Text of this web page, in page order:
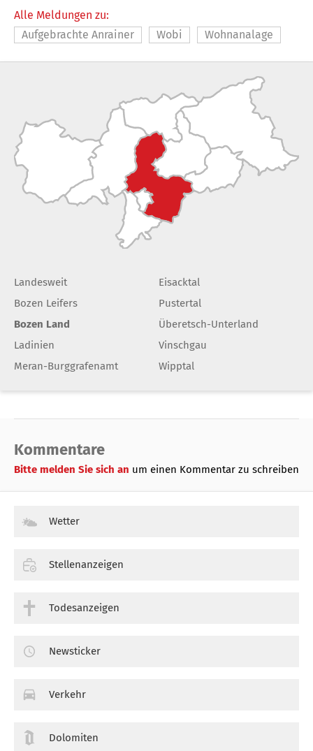
Alle Meldungen zu:
Aufgebrachte Anrainer
Wobi Wohnanalage
Landesweit
Bozen Leifers
Bozen Land
Ladinien
Meran-Burggrafenamt
Eisacktal
Pustertal
Überetsch-Unterland
Vinschgau
Wipptal
Kommentare
Bitte melden Sie sich an um einen Kommentar zu schreiben
Wetter
Stellenanzeigen
Todesanzeigen
Newsticker
Verkehr
Dolomiten